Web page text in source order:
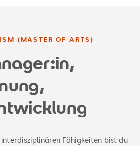
(MASTER OF ARTS)
Fähigkeiten bist du